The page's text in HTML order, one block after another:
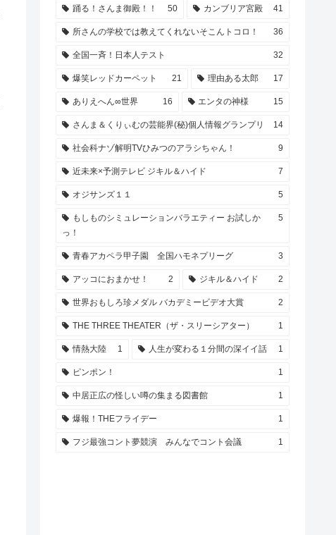
踊る！さんま御殿！！ 50 カンブリア宮殿 41
所さんの学校では教えてくれないそこんトコロ！ 36
全国一斉！日本人テスト 32
爆笑レッドカーペット 21 理由ある太郎 17
ありえへん∞世界 16 エンタの神様 15
さんま＆くりぃむの芸能界(秘)個人情報グランプリ 14
社会科ナゾ解明TVひみつのアラシちゃん！ 9
近未来×予測テレビ ジキル＆ハイド 7
オジサンズ１１ 5
もしものシミュレーションバラエティー お試しか
っ！
5
青春アカペラ甲子園 全国ハモネプリーグ 3
アッコにおまかせ！ 2 ジキル＆ハイド 2
世界おもしろ珍メダル バカデミービデオ大賞 2
THE THREE THEATER（ザ・スリーシアター） 1
情熱大陸 1 人生が変わる１分間の深イイ話 1
ピンポン！ 1
中居正広の怪しい噂の集まる図書館 1
爆報！THEフライデー 1
フジ最強コント夢競演 みんなでコント会議 1